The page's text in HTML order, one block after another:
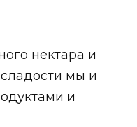
нектара и
мы и
и